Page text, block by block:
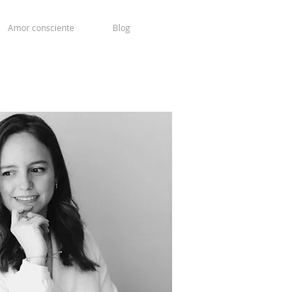
Amor consciente Blog